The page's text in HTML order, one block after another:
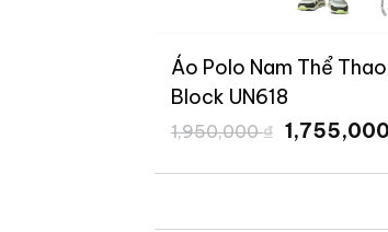
Áo Polo Nam Thể
Block UN618
1,950,000₫ Giá
gốc